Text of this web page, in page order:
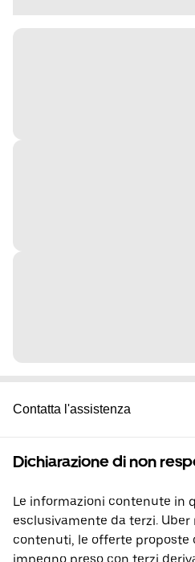
Contatta l'assistenza
Dichiarazione di non
Le informazioni contenute in
esclusivamente da terzi.
contenuti, le offerte proposte